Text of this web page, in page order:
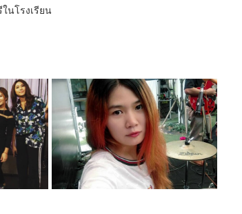
นโรงเรียน